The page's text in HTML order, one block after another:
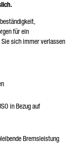
für ein
Sie sich immer verlassen
in Bezug auf
Bremsleistung